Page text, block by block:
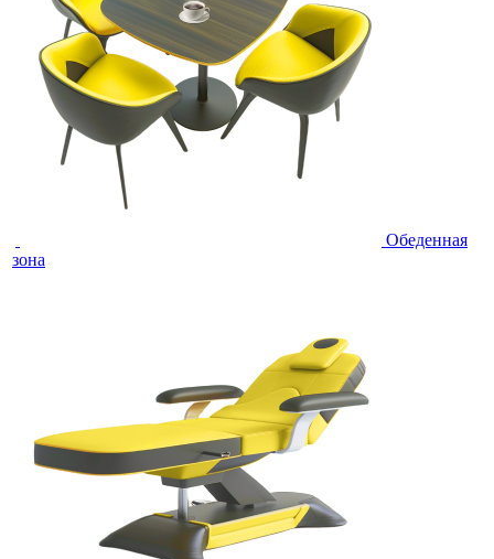
Обеденная
зона